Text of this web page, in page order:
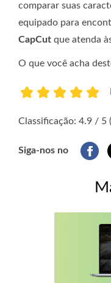
comparar suas
equipado para
CapCut que atenda
O que você acha
Classificação: 4.9 / 5
Siga-nos no